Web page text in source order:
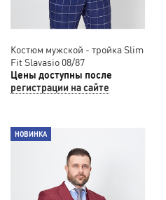
Костюм мужской - тройка Slim
Fit Slavasio 08/87
Цены доступны после
регистрации на сайте
НОВИНКА